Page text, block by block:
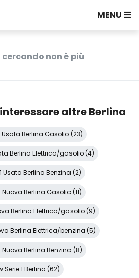
MENU
non è più
altre Berlina
Usata Berlina Gasolio (23)
Berlina Elettrica/gasolio (4)
Usata Berlina Benzina (2)
Nuova Berlina Gasolio (11)
Berlina Elettrica/gasolio (9)
Berlina Elettrica/benzina (5)
Nuova Berlina Benzina (8)
Serie 1 Berlina (62)